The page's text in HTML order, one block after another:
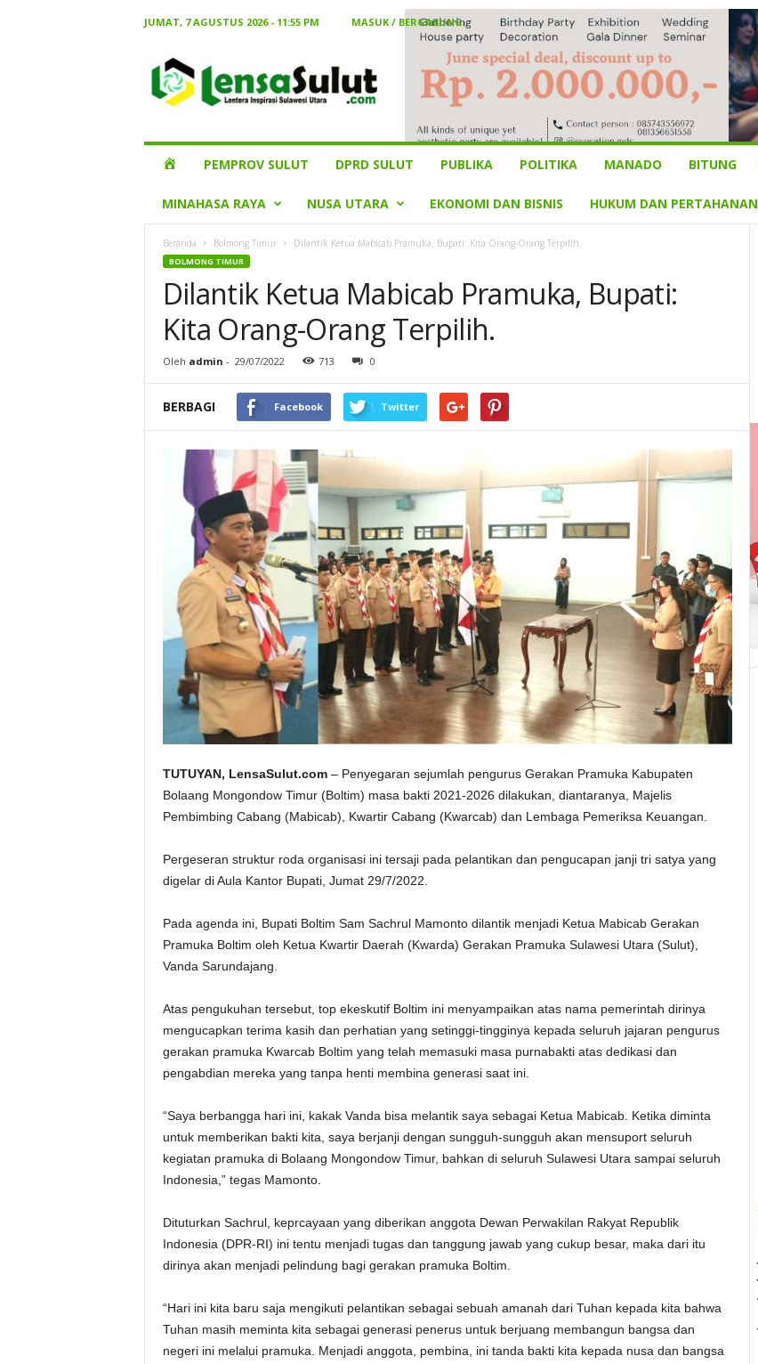
JUMAT, 7 AGUSTUS 2026 - 11:55 PM
MASUK / BERGABUNG
Sulut
HOMEPEMPROV SULUT DPRD SULUT PUBLIKA POLITIKA MANADO BITUNG
MINAHASA RAYA NUSA UTARA EKONOMI DAN BISNIS HUKUM DAN PERTAHANAN
Beranda Bolmong Timur Dilantik Ketua Mabicab Pramuka, Bupati: Kita Orang-Orang Terpilih.
BOLMONG TIMUR
Dilantik Ketua Mabicab Pramuka, Bupati:
Kita Orang-Orang Terpilih.
Oleh admin - 29/07/2022 713 0
BERBAGI Facebook Twitter
TUTUYAN, LensaSulut.com– Penyegaran sejumlah pengurus Gerakan Pramuka Kabupaten
Bolaang Mongondow Timur (Boltim) masa bakti 2021-2026 dilakukan, diantaranya, Majelis
Pembimbing Cabang (Mabicab), Kwartir Cabang (Kwarcab) dan Lembaga Pemeriksa Keuangan.
Pergeseran struktur roda organisasi ini tersaji pada pelantikan dan pengucapan janji tri satya yang
digelar di Aula Kantor Bupati, Jumat 29/7/2022.
Pada agenda ini, Bupati Boltim Sam Sachrul Mamonto dilantik menjadi Ketua Mabicab Gerakan
Pramuka Boltim oleh Ketua Kwartir Daerah (Kwarda) Gerakan Pramuka Sulawesi Utara (Sulut),
Vanda Sarundajang.
Atas pengukuhan tersebut, top ekeskutif Boltim ini menyampaikan atas nama pemerintah dirinya
mengucapkan terima kasih dan perhatian yang setinggi-tingginya kepada seluruh jajaran pengurus
gerakan pramuka Kwarcab Boltim yang telah memasuki masa purnabakti atas dedikasi dan
pengabdian mereka yang tanpa henti membina generasi saat ini.
“Saya berbangga hari ini, kakak Vanda bisa melantik saya sebagai Ketua Mabicab. Ketika diminta
untuk memberikan bakti kita, saya berjanji dengan sungguh-sungguh akan mensuport seluruh
kegiatan pramuka di Bolaang Mongondow Timur, bahkan di seluruh Sulawesi Utara sampai seluruh
Indonesia,” tegas Mamonto.
Dituturkan Sachrul, keprcayaan yang diberikan anggota Dewan Perwakilan Rakyat Republik
Indonesia (DPR-RI) ini tentu menjadi tugas dan tanggung jawab yang cukup besar, maka dari itu
dirinya akan menjadi pelindung bagi gerakan pramuka Boltim.
“Hari ini kita baru saja mengikuti pelantikan sebagai sebuah amanah dari Tuhan kepada kita bahwa
Tuhan masih meminta kita sebagai generasi penerus untuk berjuang membangun bangsa dan
negeri ini melalui pramuka. Menjadi anggota, pembina, ini tanda bakti kita kepada nusa dan bangsa